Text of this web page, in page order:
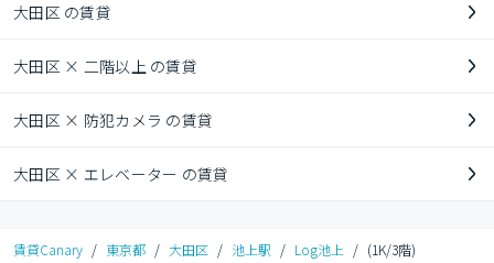
大田区 の賃貸
大田区 × 二階以上 の賃貸
大田区 × 防犯カメラ の賃貸
大田区 × エレベーター の賃貸
賃貸Canary / 東京都 / 大田区 / 池上駅 / Log池上 / (1K/3階)